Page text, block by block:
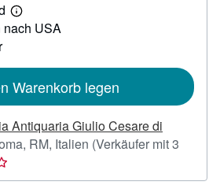
Weitere
Informationen
nach USA
Warenkorb legen
Antiquaria Giulio Cesare di
RM, Italien (Verkäufer mit 3